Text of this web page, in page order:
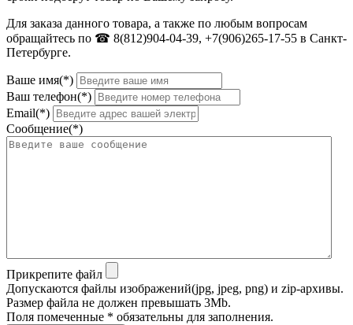
Для заказа данного товара, а также по любым вопросам
обращайтесь по ☎ 8(812)904-04-39, +7(906)265-17-55 в Санкт-
Петербурге.
Ваше имя(*)
Ваш телефон(*)
Email(*)
Сообщение(*)
Прикрепите файл
Допускаются файлы изображений(jpg, jpeg, png) и zip-архивы.
Размер файла не должен превышать 3Mb.
Поля помеченные * обязательны для заполнения.